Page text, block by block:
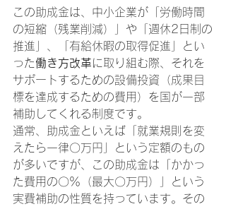
この助成金は、中小企業が「労働時間
の短縮（残業削減）」や「週休2日制の
推進」、「有給休暇の取得促進」とい
った働き方改革に取り組む際、それを
サポートするための設備投資（成果目
標を達成するための費用）を国が一部
補助してくれる制度です。
通常、助成金といえば「就業規則を変
えたら一律〇万円」という定額のもの
が多いですが、この助成金は「かかっ
た費用の〇％（最大〇万円）」という
実費補助の性質を持っています。その